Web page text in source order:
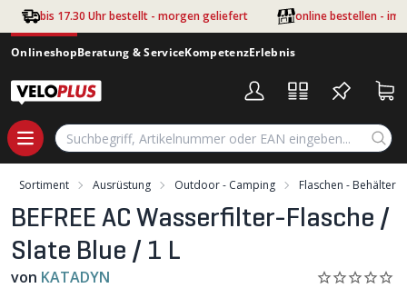
Zum Hauptinhalt springen
bis 17.30 Uhr bestellt - morgen geliefert online bestellen - im
OnlineshopBeratung & ServiceKompetenzErlebnis
Sortiment Ausrüstung Outdoor - Camping Flaschen - Behälter
BEFREE AC Wasserfilter-Flasche /
Slate Blue / 1 L
von KATADYN